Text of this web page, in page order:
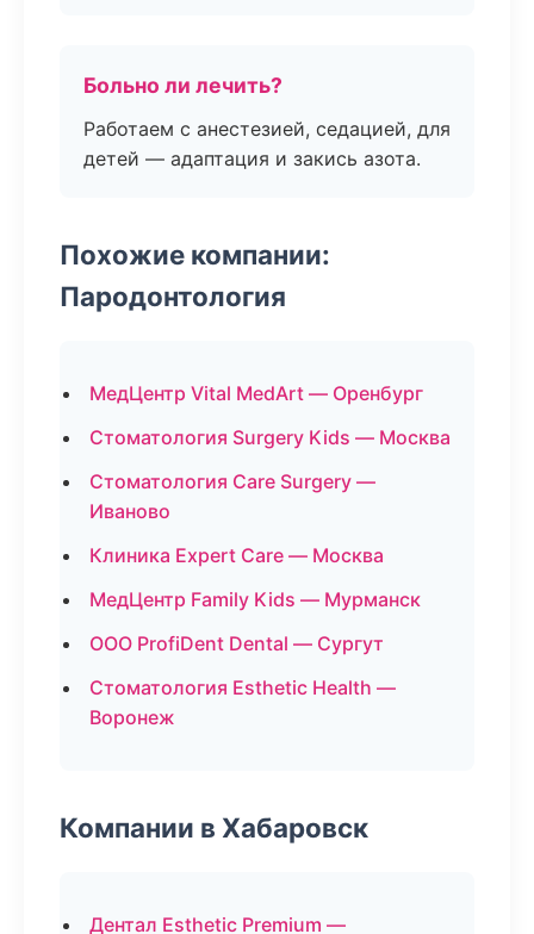
Больно ли лечить?
Работаем с анестезией, седацией, для
детей — адаптация и закись азота.
Похожие компании:
Пародонтология
МедЦентр Vital MedArt — Оренбург
Стоматология Surgery Kids — Москва
Стоматология Care Surgery —
Иваново
Клиника Expert Care — Москва
МедЦентр Family Kids — Мурманск
ООО ProfiDent Dental — Сургут
Стоматология Esthetic Health —
Воронеж
Компании в Хабаровск
Дентал Esthetic Premium —